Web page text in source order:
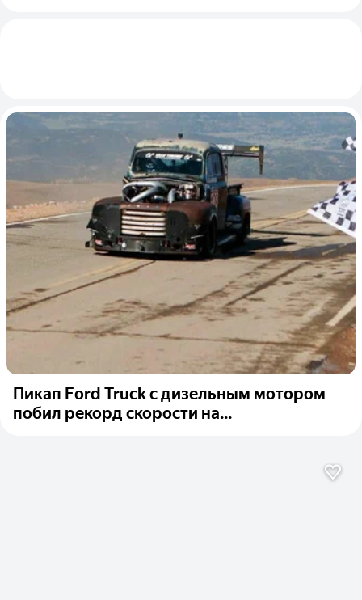
Пикап Ford Truck с дизельным мотором
побил рекорд скорости на...